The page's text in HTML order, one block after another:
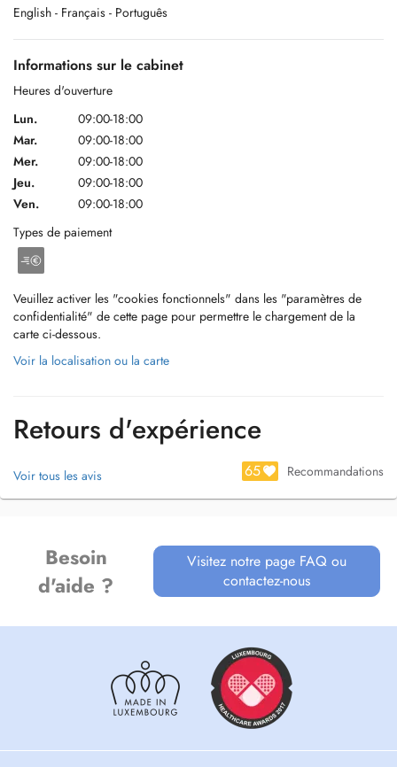
English - Français - Português
Informations sur le cabinet
Heures d'ouverture
Lun.
09:00-18:00
Mar.
09:00-18:00
Mer.
09:00-18:00
Jeu.
09:00-18:00
Ven.
09:00-18:00
Types de paiement
Veuillez activer les "cookies fonctionnels" dans les "paramètres de
confidentialité" de cette page pour permettre le chargement de la
carte ci-dessous.
Voir la localisation ou la carte
Retours d'expérience
Voir tous les avis 65 Recommandations
Besoin
d'aide ?
Visitez notre page FAQ ou
contactez-nous